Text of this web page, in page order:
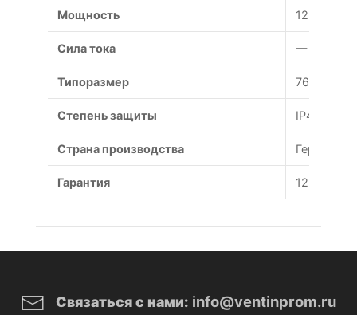
Мощность 12 Вт
Сила тока — А
Типоразмер 76x37 мм
Степень защиты IP44
Страна производства Германия
Гарантия 12
Связаться с нами: info@ventinprom.ru